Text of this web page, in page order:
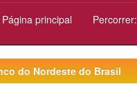
Página principal Percorrer:
do Nordeste do Brasil